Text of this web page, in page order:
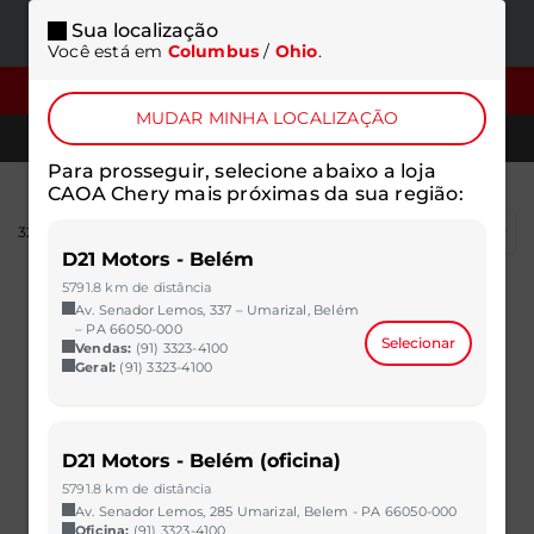
MENU
FILTROS
TELEFONES
322
Sua localização
Você está em Columbus / Ohio.
MUDAR MINHA LOCALIZAÇÃO
Para prosseguir, selecione abaixo a loja
CAOA Chery mais próximas da sua região:
D21 Motors - Belém
5791.8 km de distância
Av. Senador Lemos, 337 – Umarizal, Belém
– PA 66050-000
Vendas: (91) 3323-4100
Geral: (91) 3323-4100
Selecionar
D21 Motors - Belém (oficina)
5791.8 km de distância
Av. Senador Lemos, 285 Umarizal, Belem - PA 66050-000
Oficina: (91) 3323-4100